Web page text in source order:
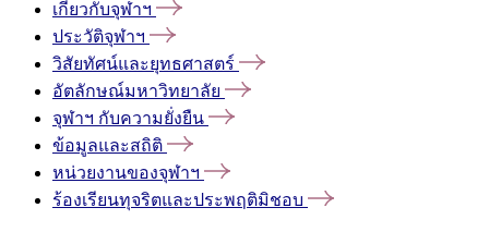
เกี่ยวกับจุฬาฯ
ประวัติจุฬาฯ
วิสัยทัศน์และยุทธศาสตร์
อัตลักษณ์มหาวิทยาลัย
จุฬาฯ กับความยั่งยืน
ข้อมูลและสถิติ
หน่วยงานของจุฬาฯ
ร้องเรียนทุจริตและประพฤติมิชอบ